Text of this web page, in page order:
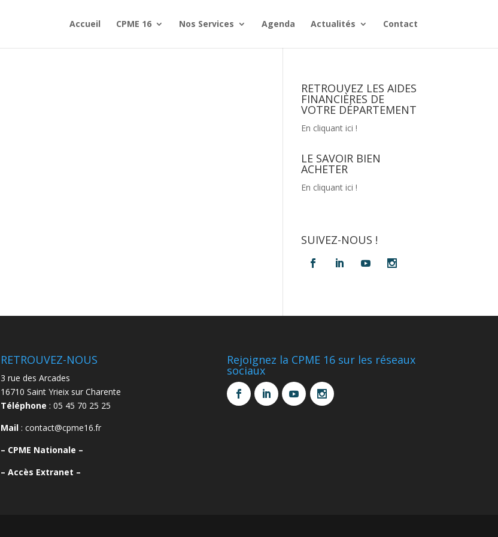
Accueil CPME 16 Nos Services Agenda Actualités Contact
RETROUVEZ LES AIDES
FINANCIÈRES DE
VOTRE DÉPARTEMENT
En cliquant ici !
LE SAVOIR BIEN
ACHETER
En cliquant ici !
SUIVEZ-NOUS !
RETROUVEZ-NOUS
3 rue des Arcades
16710 Saint Yrieix sur Charente
Téléphone : 05 45 70 25 25
Mail: contact@cpme16.fr
– CPME Nationale –
– Accès Extranet –
Rejoignez la CPME 16 sur les réseaux
sociaux